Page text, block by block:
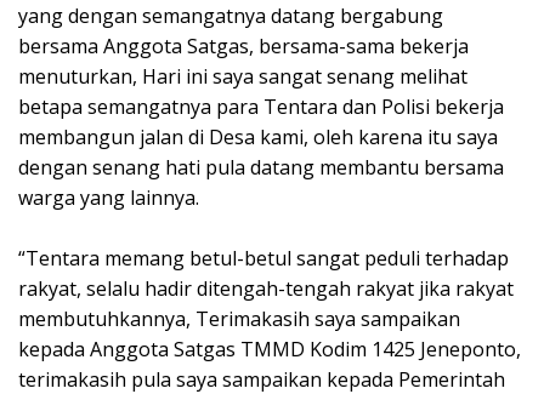
yang dengan semangatnya datang bergabung
bersama Anggota Satgas, bersama-sama bekerja
menuturkan, Hari ini saya sangat senang melihat
betapa semangatnya para Tentara dan Polisi bekerja
membangun jalan di Desa kami, oleh karena itu saya
dengan senang hati pula datang membantu bersama
warga yang lainnya.
“Tentara memang betul-betul sangat peduli terhadap
rakyat, selalu hadir ditengah-tengah rakyat jika rakyat
membutuhkannya, Terimakasih saya sampaikan
kepada Anggota Satgas TMMD Kodim 1425 Jeneponto,
terimakasih pula saya sampaikan kepada Pemerintah